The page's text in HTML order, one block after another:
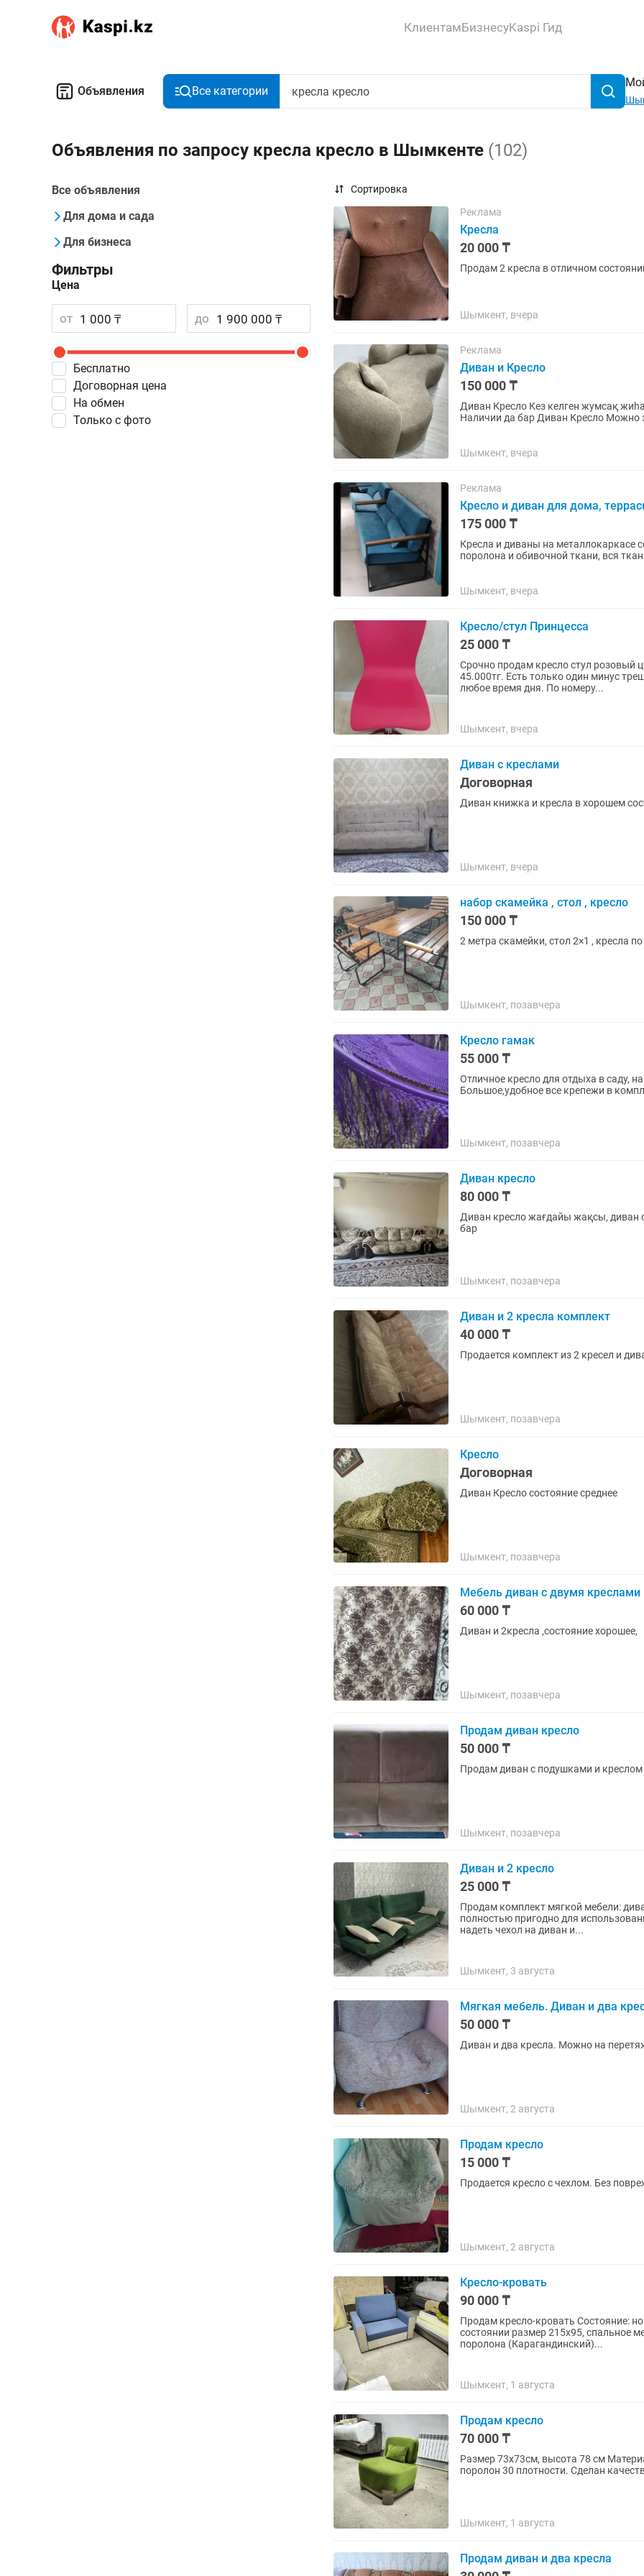
КлиентамБизнесуKaspi Гид
Объявления Все категории
Объявления по запросу кресла кресло в Шымкенте (102)
Все объявления
Для дома и сада
Для бизнеса
Фильтры
Цена
от до
Бесплатно
Договорная цена
На обмен
Только с фото
Сортировка
Реклама
Кресла
20 000 ₸
Продам 2 кресла в отличном
Шымкент, вчера
Реклама
Диван и Кресло
150 000 ₸
Диван Кресло Кез келген жумсақ жиһазға тапсырыс берүге болады Кредит Рассрочка бар.
Наличии да бар Диван Кресло Можно заказать Разного размера Любой сложности Кредит
Шымкент, вчера
Реклама
Кресло и диван для дома,
175 000 ₸
Кресла и диваны на
поролона и обивочной ткани, вся
Шымкент, вчера
Кресло/стул Принцесса
25 000 ₸
Срочно продам кресло стул розовый
45.000тг. Есть только один минус
любое время дня. По номеру...
Шымкент, вчера
Диван с креслами
Договорная
Диван книжка и кресла в хорошем
Шымкент, вчера
набор скамейка , стол , кресло
150 000 ₸
2 метра скамейки, стол 2×1 , кресла
Шымкент, позавчера
Кресло гамак
55 000 ₸
Отличное кресло для отдыха в саду, на веранде, ручная
Большое,удобное все крепежи в
Шымкент, позавчера
Диван кресло
80 000 ₸
Диван кресло жағдайы жақсы, диван
бар
Шымкент, позавчера
Диван и 2 кресла комплект
40 000 ₸
Продается комплект из 2 кресел и
Шымкент, позавчера
Кресло
Договорная
Диван Кресло состояние среднее
Шымкент, позавчера
Мебель диван с двумя креслами
60 000 ₸
Диван и 2кресла ,состояние хорошее,
Шымкент, позавчера
Продам диван кресло
50 000 ₸
Продам диван с подушками и креслом
Шымкент, позавчера
Диван и 2 кресло
25 000 ₸
Продам комплект мягкой мебели:
полностью пригодно для
надеть чехол на диван и...
Шымкент, 3 августа
Мягкая мебель. Диван и два
50 000 ₸
Диван и два кресла. Можно на
Шымкент, 2 августа
Продам кресло
15 000 ₸
Продается кресло с чехлом. Без
Шымкент, 2 августа
Кресло-кровать
90 000 ₸
Продам кресло-кровать Состояние:
состоянии размер 215х95, спальное
поролона (Карагандинский)...
Шымкент, 1 августа
Продам кресло
70 000 ₸
Размер 73х73см, высота 78 см
поролон 30 плотности. Сделан
Шымкент, 1 августа
Продам диван и два кресла